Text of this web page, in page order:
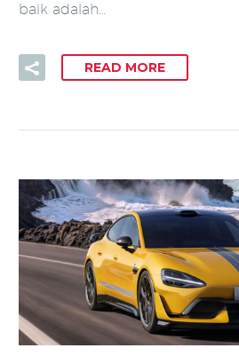
baik adalah…
READ MORE